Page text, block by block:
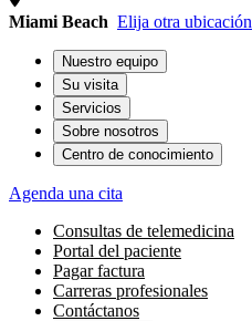
Miami Beach Elija otra ubicación
Nuestro equipo
Su visita
Servicios
Sobre nosotros
Centro de conocimiento
Agenda una cita
Consultas de telemedicina
Portal del paciente
Pagar factura
Carreras profesionales
Contáctanos